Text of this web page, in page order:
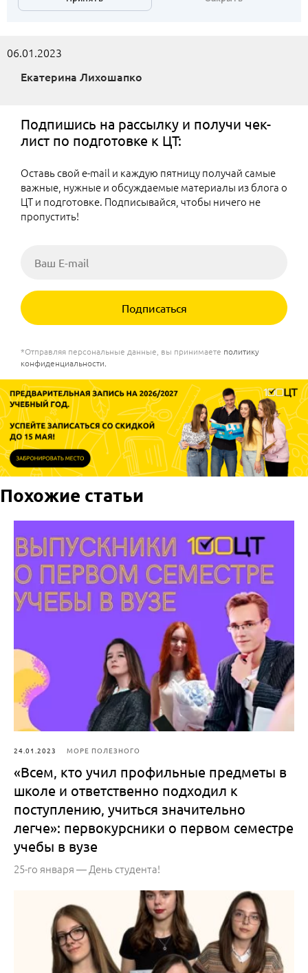
06.01.2023
Екатерина Лихошапко
Подпишись на рассылку и получи чек-
лист по подготовке к ЦТ:
Оставь свой e-mail и каждую пятницу получай самые
важные, нужные и обсуждаемые материалы из блога о
ЦТ и подготовке. Подписывайся, чтобы ничего не
пропустить!
Подписаться
*Отправляя персональные данные, вы принимаете политику
конфиденциальности
Похожие статьи
24.01.2023 МОРЕ ПОЛЕЗНОГО
«Всем, кто учил профильные предметы в
школе и ответственно подходил к
поступлению, учиться значительно
легче»: первокурсники о первом семестре
учебы в вузе
25-го января — День студента!